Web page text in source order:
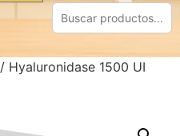
/ Hyaluronidase 1500 UI